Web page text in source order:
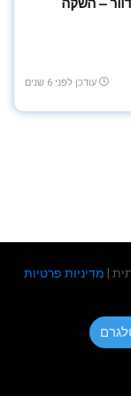
– השקה
עודכן לפני 6 שנים
| מדיניות פרטיות